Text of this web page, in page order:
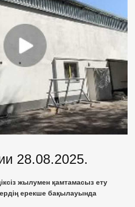
28.08.2025.
жылумен қамтамасыз ету
ерекше бақылауында